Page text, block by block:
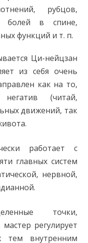
рубцов,
болей в спине,
функций и т. п.
Ци-нейцзан
из себя очень
как на то,
(читай,
движений, так
работает с
главных систем
нервной,
точки,
регулирует
тем внутренним